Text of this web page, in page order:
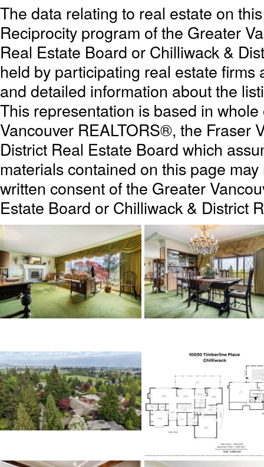
The data relating to real estate on
Reciprocity program of the Greater
Real Estate Board or Chilliwack &
held by participating real estate
and detailed information about the
This representation is based in
Vancouver REALTORS®, the Fraser
District Real Estate Board which
materials contained on this page
written consent of the Greater
Estate Board or Chilliwack & District